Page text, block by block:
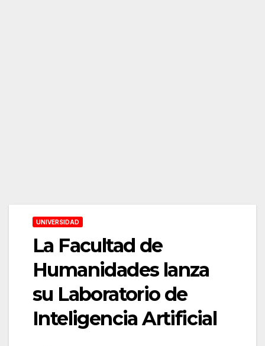
UNIVERSIDAD
La Facultad de
Humanidades lanza
su Laboratorio de
Inteligencia Artificial